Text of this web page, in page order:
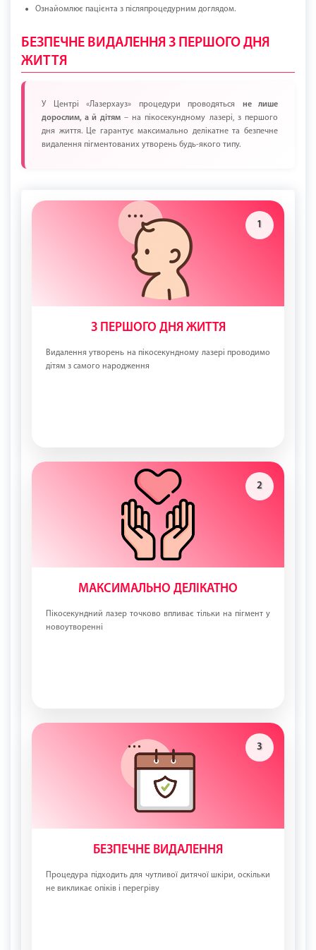
Ознайомлює пацієнта з післяпроцедурним доглядом.
БЕЗПЕЧНЕ ВИДАЛЕННЯ З ПЕРШОГО ДНЯ
ЖИТТЯ
У Центрі «Лазерхауз» процедури проводяться не лише
дорослим, а й дітям– на пікосекундному лазері, з першого
дня життя. Це гарантує максимально делікатне та безпечне
видалення пігментованих утворень будь-якого типу.
1
З ПЕРШОГО ДНЯ ЖИТТЯ
Видалення утворень на пікосекундному лазері проводимо
дітям з самого народження
2
МАКСИМАЛЬНО ДЕЛІКАТНО
Пікосекундний лазер точково впливає тільки на пігмент у
новоутворенні
3
БЕЗПЕЧНЕ ВИДАЛЕННЯ
Процедура підходить для чутливої дитячої шкіри, оскільки
не викликає опіків і перегріву